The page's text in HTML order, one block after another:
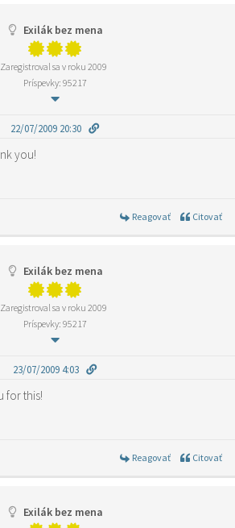
Exilák bez mena
Zaregistroval sa v roku 2009
Príspevky: 95217
22/07/2009 20:30
you!
Reagovať Citovať
Exilák bez mena
Zaregistroval sa v roku 2009
Príspevky: 95217
23/07/2009 4:03
for this!
Reagovať Citovať
Exilák bez mena